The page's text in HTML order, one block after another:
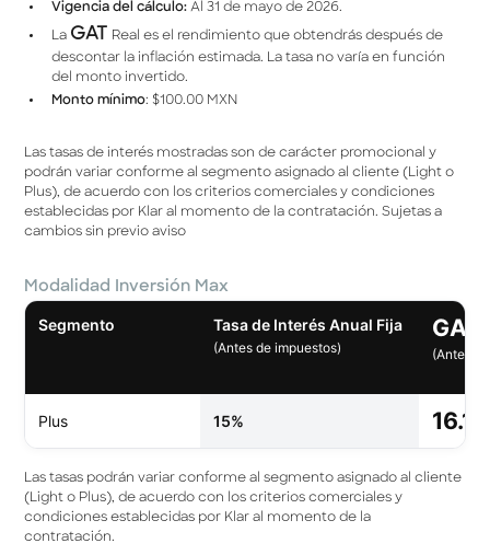
Vigencia del cálculo:Al 31 de mayo de 2026.
La GAT
Real es el rendimiento que obtendrás después de
descontar la inﬂación estimada. La tasa no varía en función
del monto invertido.
Monto mínimo: $100.00 MXN
Las tasas de interés mostradas son de carácter promocional y
podrán variar conforme al segmento asignado al cliente (Light o
Plus), de acuerdo con los criterios comerciales y condiciones
establecidas por Klar al momento de la contratación. Sujetas a
cambios sin previo aviso
Modalidad Inversión Max
Segmento Tasa de Interés Anual Fija
(Antes de impuestos)
GAT
(Antes
Plus 15%
Las tasas podrán variar conforme al segmento asignado al cliente
(Light o Plus), de acuerdo con los criterios comerciales y
condiciones establecidas por Klar al momento de la
contratación.